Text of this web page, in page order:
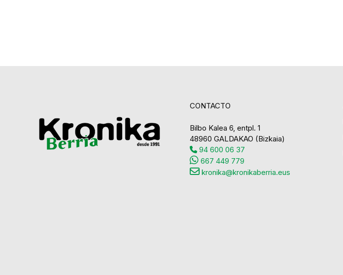
CONTACTO
Bilbo Kalea 6, entpl. 1
48960 GALDAKAO (Bizkaia)
94 600 06 37
667 449 779
kronika@kronikaberria.eus